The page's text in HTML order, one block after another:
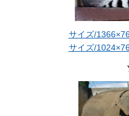
サイズ/
サイズ/